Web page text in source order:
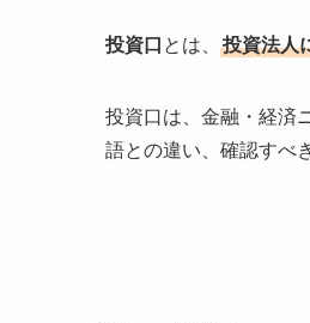
投資口 とは、 投資法人
投資口は、金融・経済
語との違い、確認すべ